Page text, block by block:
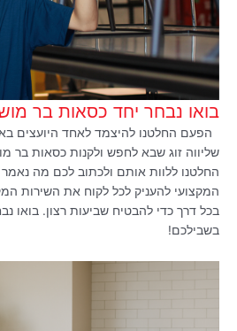
בואו נבחר יחד כסאות בר
הפעם החלטנו להיצמד לאחד היועצים
שליווה זוג שבא לחפש ולקנות כסאות
החלטנו ללוות אותם ולכתוב לכם מה
המקצועי להעניק לכל לקוח את השירות
בכל דרך כדי להבטיח שביעות רצון. בואו
בשבילכם!